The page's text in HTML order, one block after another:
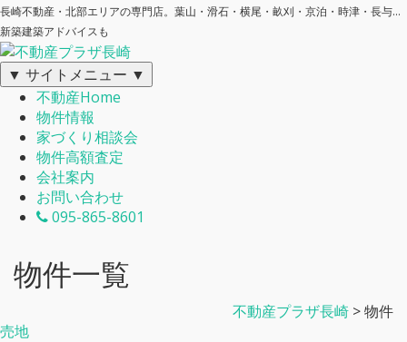
長崎不動産・北部エリアの専門店。葉山・滑石・横尾・畝刈・京泊・時津・長与…
新築建築アドバイスも
▼ サイトメニュー ▼
不動産Home
物件情報
家づくり相談会
物件高額査定
会社案内
お問い合わせ
095-865-8601
物件一覧
不動産プラザ長崎 >物件
売地